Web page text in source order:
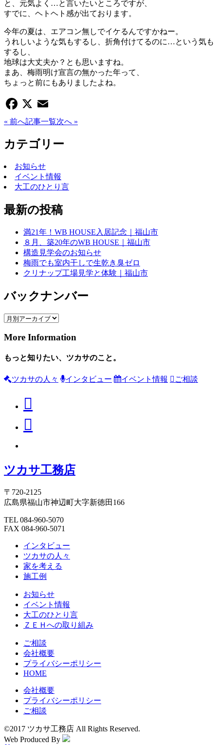
と、元気よく…と言いたいところですが、
すでに、ヘトヘト感が出ております。
今年の夏は、エアコン無しでイケるんですかねー。
うれしいような気もするし、折角付けてるのに…という気も
するし、
地球は大丈夫か？とも思いますね。
まあ、梅雨明け宣言の無かった年って、
ちょっと前にもありましたよね。
Facebook
X Email
« 前へ記事一覧次へ »
カテゴリー
お知らせ
イベント情報
大工のひとり言
最新の投稿
満21年！WB HOUSE入居記念｜福山市
８月、築20年のWB HOUSE｜福山市
構造見学会のお知らせ
梅雨でも室内干しで生乾き臭ゼロ
クリナップ工場見学と体験｜福山市
バックナンバー
More Information
もっと知りたい、ツカサのこと。
ツカサの人々 インタビュー イベント情報 ご相談
ツカサ工務店
〒720-2125
広島県福山市神辺町大字新徳田166
TEL 084-960-5070
FAX 084-960-5071
インタビュー
ツカサの人々
家を考える
施工例
お知らせ
イベント情報
大工のひとり言
ＺＥＨへの取り組み
ご相談
会社概要
プライバシーポリシー
HOME
会社概要
プライバシーポリシー
ご相談
©2017 ツカサ工務店 All Rights Reserved.
Web Produced By